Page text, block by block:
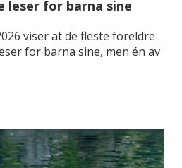
leser for barna sine
viser at de fleste foreldre
for barna sine, men én av